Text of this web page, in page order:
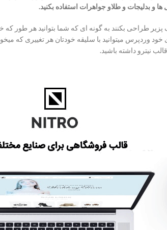
و بدلیجات و طلاو جواهرات استفاده بکنید.
طراحی بکنند به گونه ای که شما بتوانید هر طور
نیترو داشته باشید.